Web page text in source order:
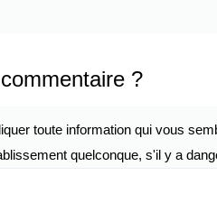
?
toute information qui vous
quelconque, s'il y a